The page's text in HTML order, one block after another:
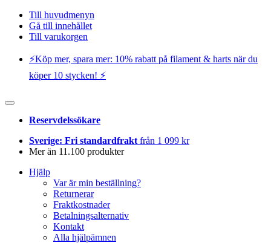
Till huvudmenyn
Gå till innehållet
Till varukorgen
⚡️Köp mer, spara mer: 10% rabatt på filament & harts när du
köper 10 stycken! ⚡️
Reservdelssökare
Sverige: Fri standardfrakt från 1 099 kr
Mer än 11.100 produkter
Hjälp
Var är min beställning?
Returnerar
Fraktkostnader
Betalningsalternativ
Kontakt
Alla hjälpämnen